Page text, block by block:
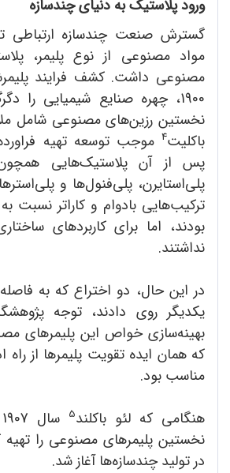
ورود پلاستیک به دنیای چندسازه
گسترش صنعت چندسازه ارتباطی
مواد مصنوعی از نوع پلیمر،
مصنوعی داشت. کشف فرایند
1900، چهره صنایع شیمیایی را
نخستین رزین‌های مصنوعی شامل
باکلیت4 موجب توسعه تهیه
پس از آن پلاستیک‌هایی همچون
پلی‌استایرن، پلی‌فنول‌ها و
ترکیب‌هایی بادوام و کاراتر نسبت
بودند، اما برای کاربردهای
نداشتند.
در این حال، دو اختراع که به
یکدیگر روی دادند، توجه
بهینه‌سازی خواص این پلیمرهای
که همان ایده تقویت پلیمرها از راه
مناسب بود.
هنگامی که لئو باکلند5
نخستین پلیمرهای مصنوعی را
در تولید چندسازه‌ها آغاز شد.